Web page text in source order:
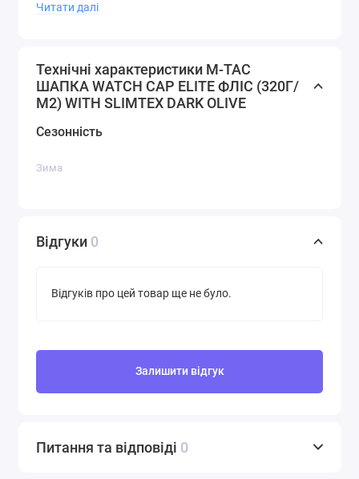
захищає від вітру та холоду завдяки своєму
Читати далі
Технічні характеристики M-TAC
ШАПКА WATCH CAP ELITE ФЛІС (320Г/
М2) WITH SLIMTEX DARK OLIVE
Сезонність
Зима
Відгуки 0
Відгуків про цей товар ще не було.
Залишити відгук
Питання та відповіді 0